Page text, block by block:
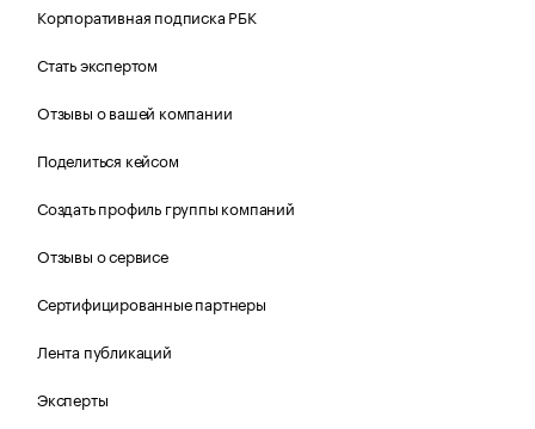
Корпоративная подписка РБК
Стать экспертом
Отзывы о вашей компании
Поделиться кейсом
Создать профиль группы компаний
Отзывы о сервисе
Сертифицированные партнеры
Лента публикаций
Эксперты